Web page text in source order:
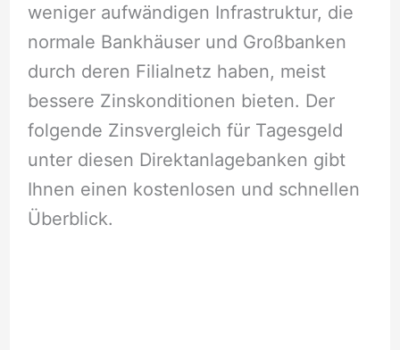
weniger aufwändigen Infrastruktur, die
normale Bankhäuser und Großbanken
durch deren Filialnetz haben, meist
bessere Zinskonditionen bieten. Der
folgende Zinsvergleich für Tagesgeld
unter diesen Direktanlagebanken gibt
Ihnen einen kostenlosen und schnellen
Überblick.